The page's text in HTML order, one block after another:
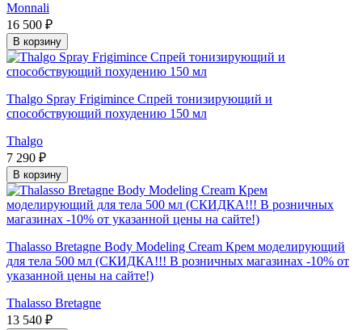
Monnali
16 500 ₽
В корзину
Thalgo Spray Frigimince Спрей тонизирующий и
способствующий похудению 150 мл
Thalgo
7 290 ₽
В корзину
Thalasso Bretagne Body Modeling Cream Крем моделирующий
для тела 500 мл (СКИДКА!!! В розничных магазинах -10% от
указанной цены на сайте!)
Thalasso Bretagne
13 540 ₽